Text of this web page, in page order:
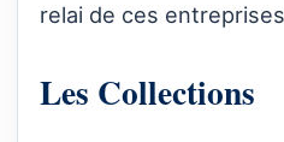
relai de ces
Les Collections